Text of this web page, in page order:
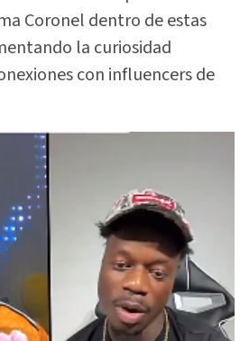
Coronel dentro de estas
la curiosidad
con influencers de